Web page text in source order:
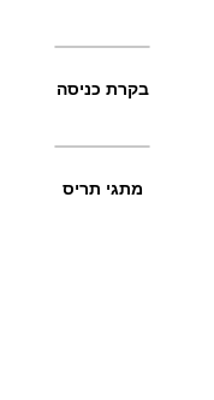
בקרת כניסה
מתגי תריס